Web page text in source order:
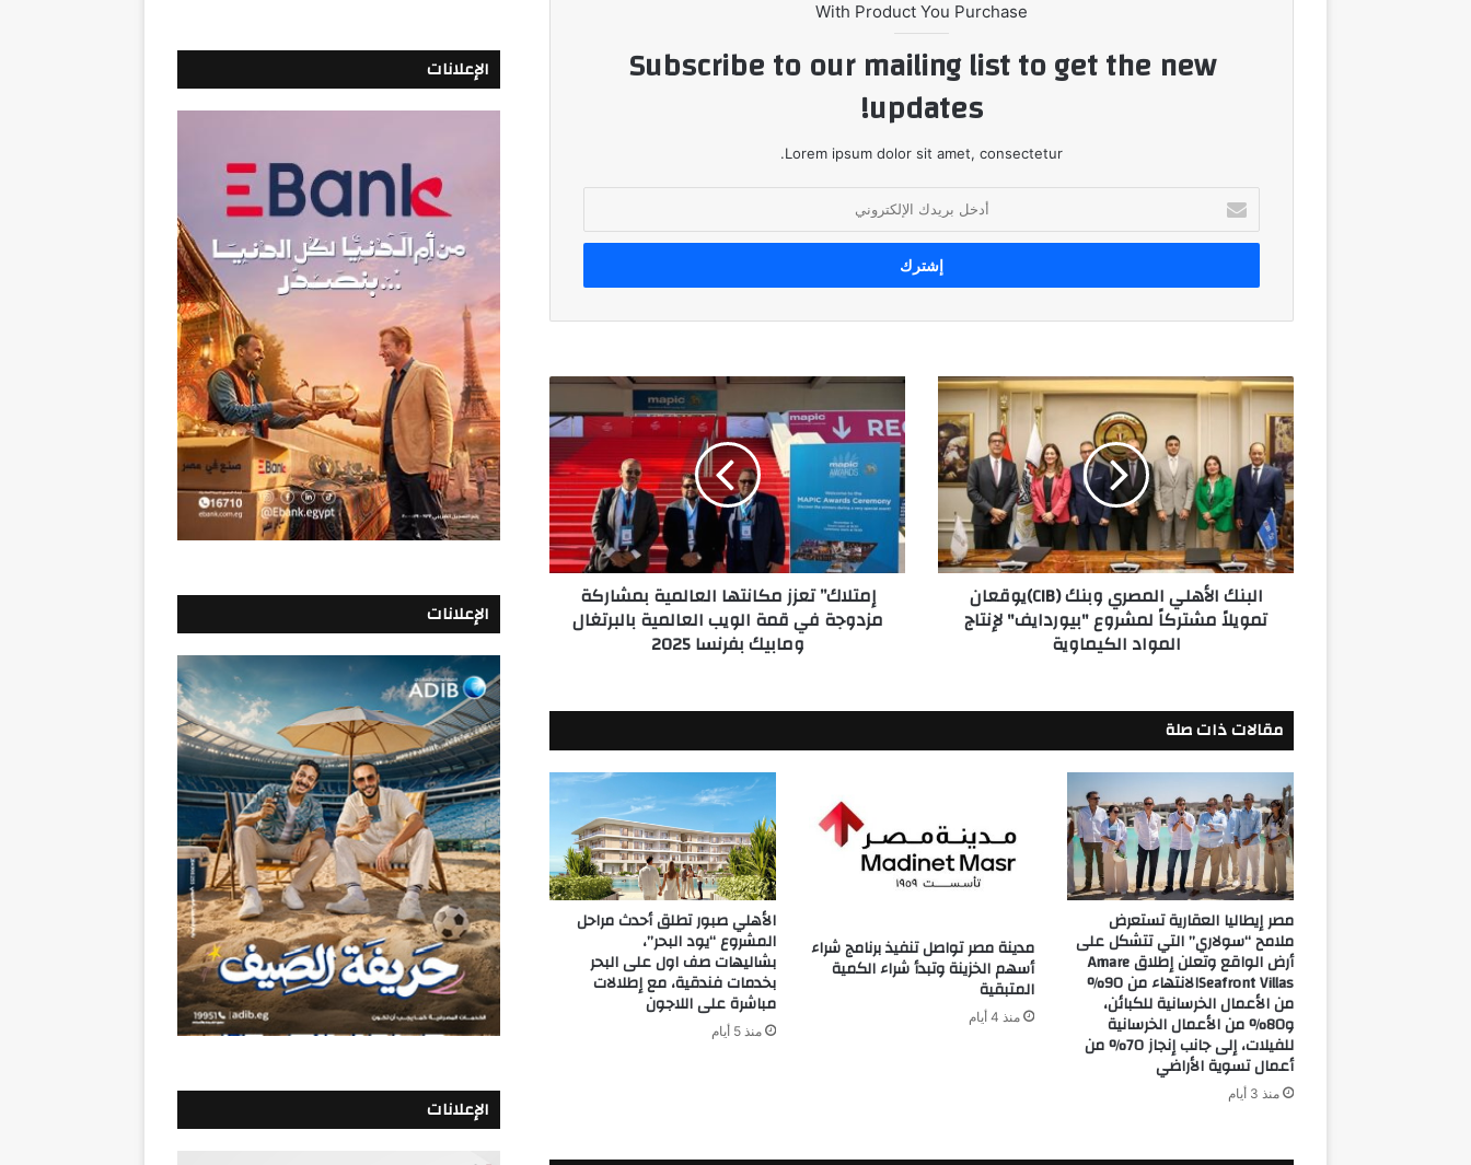
With Product You Purchase
Subscribe to our mailing list to get the new
updates!
Lorem ipsum dolor sit amet, consectetur.
بريدك
الإلكتروني
البنك
الأهلي
المصري
وبنك
(CIB)يوقعان
تمويلاً
مشتركاً
لمشروع
"بيوردايف"
المواد
البنك الأهلي المصري وبنك (CIB)يوقعان
تمويلاً مشتركاً لمشروع "بيوردايف" لإنتاج
المواد الكيماوية
إمتلاك”
تعزز
مكانتها
العالمية
بمشاركة
مزدوجة
في
قمة
الويب
العالمية
بالبرتغال
إمتلاك” تعزز مكانتها العالمية بمشاركة
مزدوجة في قمة الويب العالمية بالبرتغال
ومابيك بفرنسا 2025
مقالات ذات صلة
مصر إيطاليا العقارية تستعرض
ملامح “سولاري” التي تتشكل على
أرض الواقع وتعلن إطلاق Amare
Seafront Villasالانتهاء من 90%
من الأعمال الخرسانية للكبائن،
و80% من الأعمال الخرسانية
للفيلات، إلى جانب إنجاز 70% من
أعمال تسوية الأراضي
منذ 3 أيام
مدينة مصر تواصل تنفيذ برنامج شراء
أسهم الخزينة وتبدأ شراء الكمية
المتبقية
منذ 4 أيام
الأهلي صبور تطلق أحدث مراحل
المشروع “يود البحر”،
بشاليهات صف اول على البحر
بخدمات فندقية، مع إطلالات
مباشرة على اللاجون
منذ 5 أيام
الإعلانات
الإعلانات
الإعلانات